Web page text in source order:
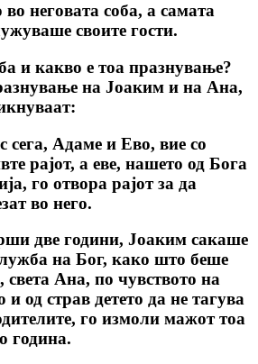
во неговата соба, а самата
своите гости.
и какво е тоа празнување?
на Jоаким и на Ана,
сега, Адаме и Ево, вие со
рајот, а еве, нашето од Бога
го отвора рајот за да
во него.
две години, Јоаким сакаше
на Бог, како што беше
света Ана, по чувството на
од страв детето да не тагува
го измоли мажот тоа
година.